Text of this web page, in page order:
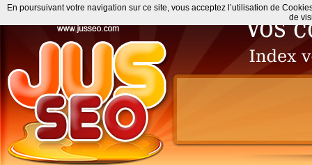
En poursuivant votre navigation sur ce site, vous acceptez l’utilisation de
de